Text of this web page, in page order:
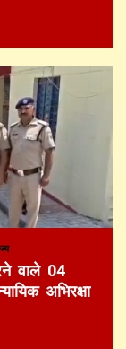
वाले 04
अभिरक्षा